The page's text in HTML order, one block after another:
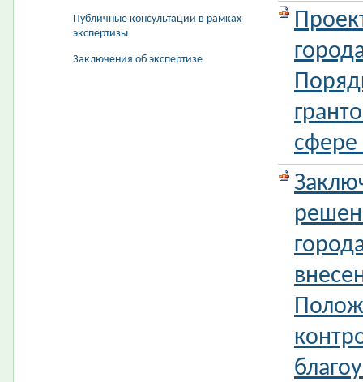
Публичные консультации в рамках
экспертизы
Заключения об экспертизе
сфере